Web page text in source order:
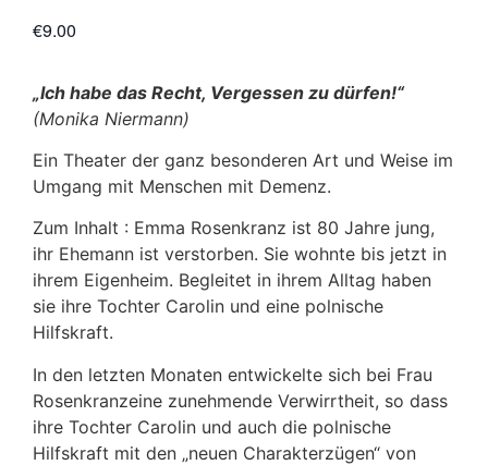
€9.00
„Ich habe das Recht, Vergessen zu dürfen!“
(Monika Niermann)
Ein Theater der ganz besonderen Art und Weise im
Umgang mit Menschen mit Demenz.
Zum Inhalt : Emma Rosenkranz ist 80 Jahre jung,
ihr Ehemann ist verstorben. Sie wohnte bis jetzt in
ihrem Eigenheim. Begleitet in ihrem Alltag haben
sie ihre Tochter Carolin und eine polnische
Hilfskraft.
In den letzten Monaten entwickelte sich bei Frau
Rosenkranzeine zunehmende Verwirrtheit, so dass
ihre Tochter Carolin und auch die polnische
Hilfskraft mit den „neuen Charakterzügen“ von